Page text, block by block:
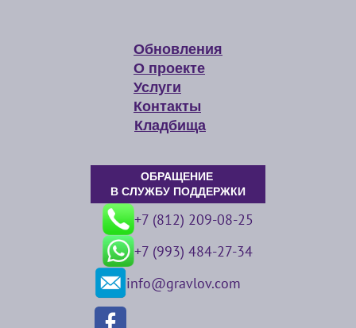
Обновления
О проекте
Услуги
Контакты
Кладбища
ОБРАЩЕНИЕ
В СЛУЖБУ ПОДДЕРЖКИ
+7 (812) 209-08-25
+7 (993) 484-27-34
info@gravlov.com